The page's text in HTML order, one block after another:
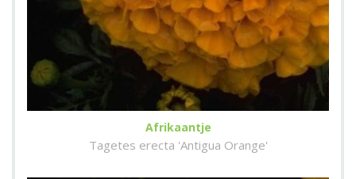
Afrikaantje
Tagetes erecta 'Antigua Orange'